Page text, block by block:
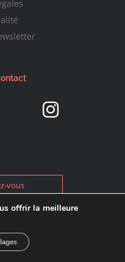
vous
– Claire Gerbier
offrir la meilleure